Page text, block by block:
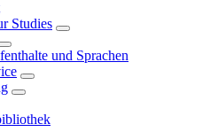
Studies
und Sprachen